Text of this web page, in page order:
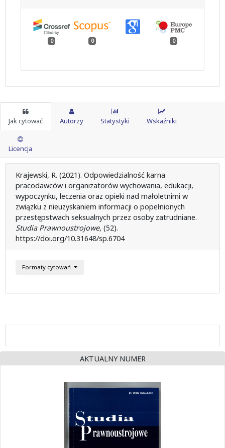
0 0 0
Jak cytować Autorzy Statystyki Wskaźniki
Licencja
Krajewski, R. (2021). Odpowiedzialność karna
pracodawców i organizatorów wychowania, edukacji,
wypoczynku, leczenia oraz opieki nad małoletnimi w
związku z nieuzyskaniem informacji o popełnionych
przestępstwach seksualnych przez osoby zatrudniane.
Studia Prawnoustrojowe, (52).
https://doi.org/10.31648/sp.6704
Formaty cytowań
AKTUALNY NUMER